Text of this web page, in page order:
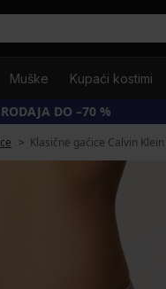
Muške Kupaći kostimi
DO –70 %
Klasične gaćice Calvin